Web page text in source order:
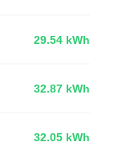
29.54 kWh
32.87 kWh
32.05 kWh